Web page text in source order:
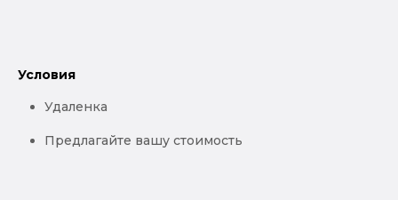
Условия
Удаленка
Предлагайте вашу стоимость